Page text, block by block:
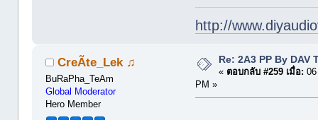
http://
CreÃte_Lek ♫
BuRaPha_TeAm
Global Moderator
Hero Member
Re: 2A3 PP By DAV
« ตอบกลับ #259 เมื่อ:
PM »